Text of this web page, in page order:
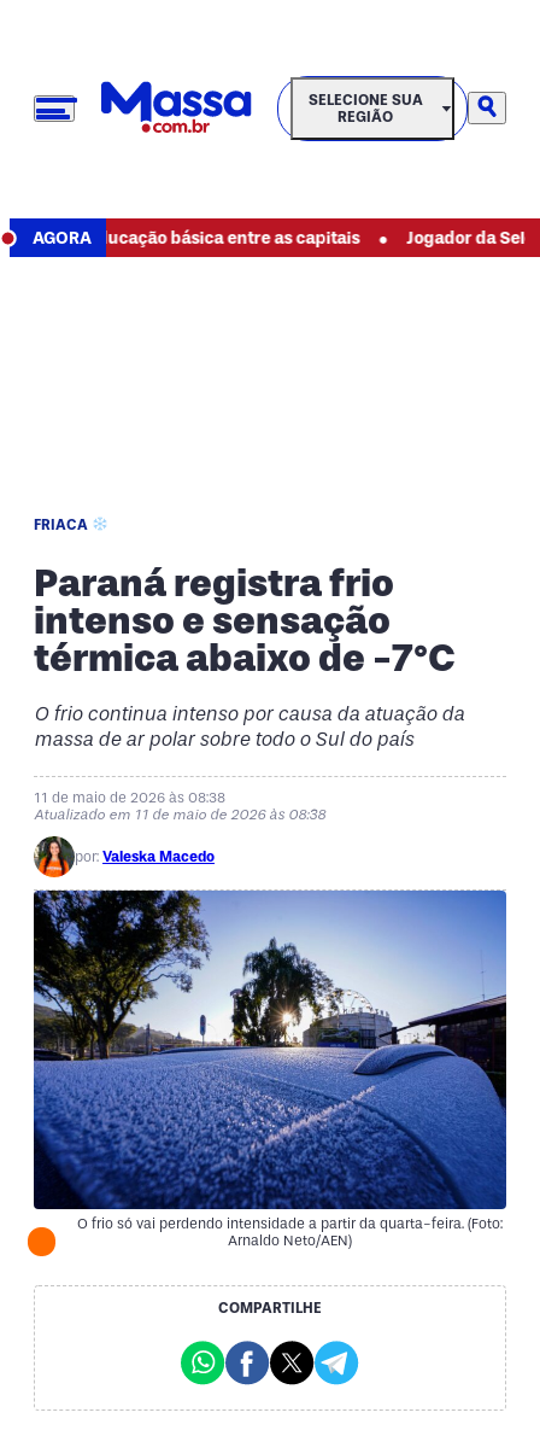
SELECIONE SUA REGIÃO
SELECIONE SUA
REGIÃO
AGORA
educação básica entre as capitais • Jogador da Seleção de
FRIACA
Paraná registra frio
intenso e sensação
térmica abaixo de -7°C
O frio continua intenso por causa da atuação da
massa de ar polar sobre todo o Sul do país
11 de maio de 2026 às 08:38
Atualizado em 11 de maio de 2026 às 08:38
por: Valeska Macedo
O frio só vai perdendo intensidade a partir da quarta-feira. (Foto:
Arnaldo Neto/AEN)
COMPARTILHE